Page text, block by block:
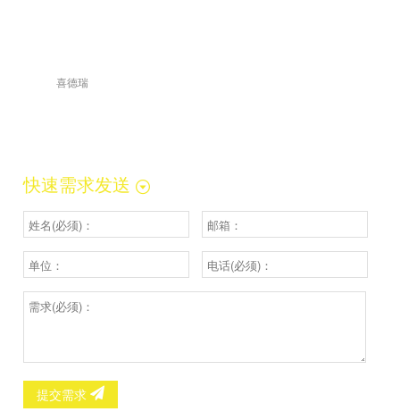
喜德瑞
快速需求发送
提交需求